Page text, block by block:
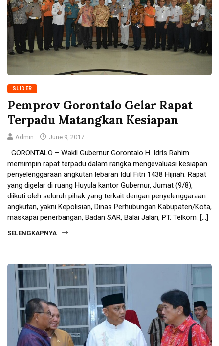
SLIDER
Pemprov Gorontalo Gelar Rapat
Terpadu Matangkan Kesiapan
Admin June 9, 2017
GORONTALO – Wakil Gubernur Gorontalo H. Idris Rahim
memimpin rapat terpadu dalam rangka mengevaluasi kesiapan
penyelenggaraan angkutan lebaran Idul Fitri 1438 Hijriah. Rapat
yang digelar di ruang Huyula kantor Gubernur, Jumat (9/8),
diikuti oleh seluruh pihak yang terkait dengan penyelenggaraan
angkutan, yakni Kepolisian, Dinas Perhubungan Kabupaten/Kota,
maskapai penerbangan, Badan SAR, Balai Jalan, PT. Telkom, […]
SELENGKAPNYA